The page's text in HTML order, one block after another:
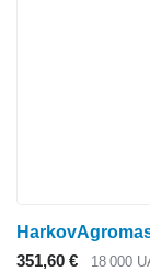
351,60 €
18 000